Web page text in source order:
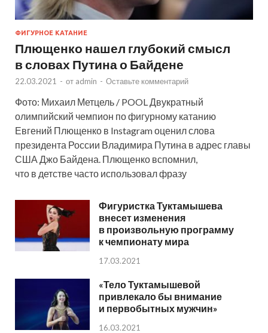
ФИГУРНОЕ КАТАНИЕ
Плющенко нашел глубокий смысл
в словах Путина о Байдене
22.03.2021 - от admin - Оставьте комментарий
Фото: Михаил Метцель / POOL Двукратный
олимпийский чемпион по фигурному катанию
Евгений Плющенко в Instagram оценил слова
президента России Владимира Путина в адрес главы
США Джо Байдена. Плющенко вспомнил,
что в детстве часто использовал фразу
Фигуристка Туктамышева
внесет изменения
в произвольную программу
к чемпионату мира
17.03.2021
«Тело Туктамышевой
привлекало бы внимание
и первобытных мужчин»
16.03.2021